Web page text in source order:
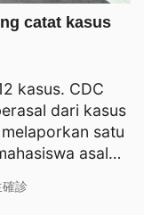
catat kasus
kasus. CDC
dari kasus
satu
asal
診